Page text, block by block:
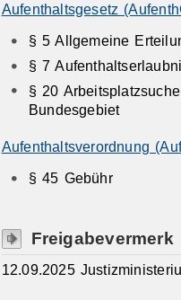
Aufenthaltsgesetz
§ 5 Allgemeine
§ 7
§ 20
Bundesgebiet
Aufenthaltsverordnung
§ 45 Gebühr
Freigabevermerk
12.09.2025